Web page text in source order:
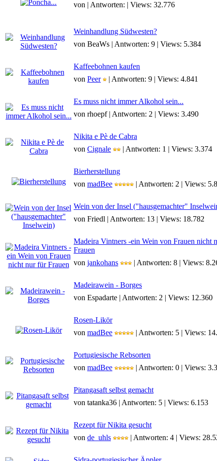
von | Antworten: | Views: 32.776
Weinhandlung Südwesten?
von BeaWs | Antworten: 9 | Views: 5.384
Kaffeebohnen kaufen
von Peer | Antworten: 9 | Views: 4.841
Es muss nicht immer Alkohol sein...
von rhoepf | Antworten: 2 | Views: 3.490
Nikita e Pè de Cabra
von Cignale | Antworten: 1 | Views: 3.374
Bierherstellung
von madBee | Antworten: 2 | Views:
Wein von der Insel ("hausgemachter"
von Friedl | Antworten: 13 | Views: 18.782
Madeira Vintners -ein Wein von Frauen nicht
Frauen
von jankohans | Antworten: 8 | Views:
Madeirawein - Borges
von Espadarte | Antworten: 2 | Views: 12.360
Rosen-Likör
von madBee | Antworten: 5 | Views:
Portugiesische Rebsorten
von madBee | Antworten: 0 | Views:
Pitangasaft selbst gemacht
von tatanka36 | Antworten: 5 | Views: 6.153
Rezept für Nikita gesucht
von de_uhls | Antworten: 4 | Views: